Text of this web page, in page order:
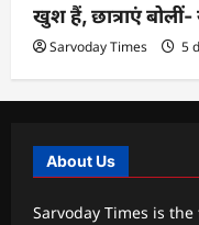
खुश हैं, छात्राएं
Sarvoday Times 5
About Us
Sarvoday Times is